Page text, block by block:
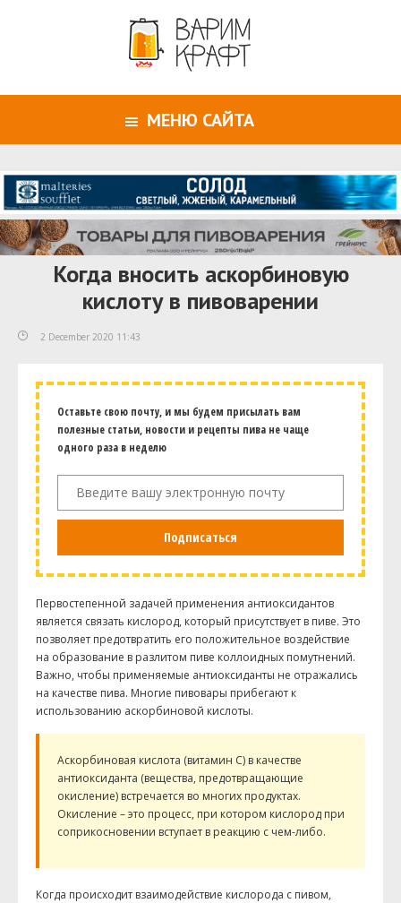
МЕНЮ САЙТА
Когда вносить аскорбиновую
кислоту в пивоварении
2 December 2020 11:43
Оставьте свою почту, и мы будем присылать вам
полезные статьи, новости и рецепты пива не чаще
одного раза в неделю
Подписаться
Первостепенной задачей применения антиоксидантов
является связать кислород, который присутствует в пиве. Это
позволяет предотвратить его положительное воздействие
на образование в разлитом пиве коллоидных помутнений.
Важно, чтобы применяемые антиоксиданты не отражались
на качестве пива. Многие пивовары прибегают к
использованию аскорбиновой кислоты.
Аскорбиновая кислота (витамин С) в качестве
антиоксиданта (вещества, предотвращающие
окисление) встречается во многих продуктах.
Окисление – это процесс, при котором кислород при
соприкосновении вступает в реакцию с чем-либо.
Когда происходит взаимодействие кислорода с пивом,